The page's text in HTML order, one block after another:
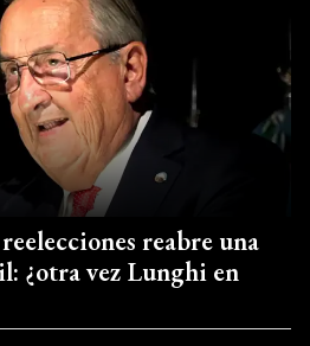
reabre una
¿otra vez Lunghi en